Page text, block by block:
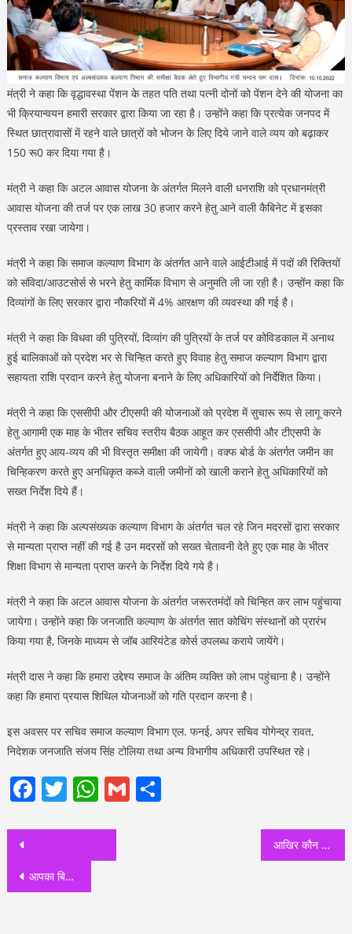
मंत्री ने कहा कि वृद्धावस्था पेंशन के तहत पति तथा पत्नी दोनों को पेंशन देने की योजना का
भी क्रियान्वयन हमारी सरकार द्वारा किया जा रहा है। उन्होंने कहा कि प्रत्येक जनपद में
स्थित छात्रावासों में रहने वाले छात्रों को भोजन के लिए दिये जाने वाले व्यय को बढ़ाकर
150 रू0 कर दिया गया है।
मंत्री ने कहा कि अटल आवास योजना के अंतर्गत मिलने वाली धनराशि को प्रधानमंत्री
आवास योजना की तर्ज पर एक लाख 30 हजार करने हेतु आने वाली कैबिनेट में इसका
प्रस्ताव रखा जायेगा।
मंत्री ने कहा कि समाज कल्याण विभाग के अंतर्गत आने वाले आईटीआई में पदों की रिक्तियों
को संविदा/आउटसोर्स से भरने हेतु कार्मिक विभाग से अनुमति ली जा रही है। उन्होंन कहा कि
दिव्यांगों के लिए सरकार द्वारा नौकरियों में 4% आरक्षण की व्यवस्था की गई है।
मंत्री ने कहा कि विधवा की पुत्रियों, दिव्यांग की पुत्रियों के तर्ज पर कोविडकाल में अनाथ
हुई बालिकाओं को प्रदेश भर से चिन्हित करते हुए विवाह हेतु समाज कल्याण विभाग द्वारा
सहायता राशि प्रदान करने हेतु योजना बनाने के लिए अधिकारियों को निर्देशित किया।
मंत्री ने कहा कि एससीपी और टीएसपी की योजनाओं को प्रदेश में सुचारू रूप से लागू करने
हेतु आगामी एक माह के भीतर सचिव स्तरीय बैठक आहूत कर एससीपी और टीएसपी के
अंतर्गत हुए आय-व्यय की भी विस्तृत समीक्षा की जायेगी। वक्फ बोर्ड के अंतर्गत जमीन का
चिन्हिकरण करते हुए अनधिकृत कब्जे वाली जमीनों को खाली कराने हेतु अधिकारियों को
सख्त निर्देश दिये हैं।
मंत्री ने कहा कि अल्पसंख्यक कल्याण विभाग के अंतर्गत चल रहे जिन मदरसों द्वारा सरकार
से मान्यता प्राप्त नहीं की गई है उन मदरसों को सख्त चेतावनी देते हुए एक माह के भीतर
शिक्षा विभाग से मान्यता प्राप्त करने के निर्देश दिये गये है।
मंत्री ने कहा कि अटल आवास योजना के अंतर्गत जरूरतमंदों को चिन्हित कर लाभ पहुंचाया
जायेगा। उन्होंने कहा कि जनजाति कल्याण के अंतर्गत सात कोचिंग संस्थानों को प्रारंभ
किया गया है, जिनके माध्यम से जॉब आरियंटेड कोर्स उपलब्ध कराये जायेंगे।
मंत्री दास ने कहा कि हमारा उद्देश्य समाज के अंतिम व्यक्ति को लाभ पहुंचाना है। उन्होंने
कहा कि हमारा प्रयास शिथिल योजनाओं को गति प्रदान करना है।
इस अवसर पर सचिव समाज कल्याण विभाग एल. फनई, अपर सचिव योगेन्द्र रावत,
निदेशक जनजाति संजय सिंह टोलिया तथा अन्य विभागीय अधिकारी उपस्थित रहे।
Facebook
Twitter
WhatsApp
GmailShare
Post
navigation
आपका बिजनेस सोल्यूशंस’ देहरादून ने “सोशल अवेयरनेस प्रोग्राम” किया आयोजित , कार्यक्रम में मुख्य अतिथि सचिव स्वास्थ्य आर राजेश कुमार ने की शिरकत
आखिर कौन होगा इस बार जलालाबाद का सिपहसालार? ‘लियाक़त’ चेयरमैन गठबन्धन का रखेंगे लिहाज या कूदेंगे चुनाव मैदान में, जनता कहेगी ‘मेरे मेहबूब’ या ‘याक़ूब’ होंगे चेयरमैन? किस करवट बैठेगा गठबन्धन का ऊँट ?